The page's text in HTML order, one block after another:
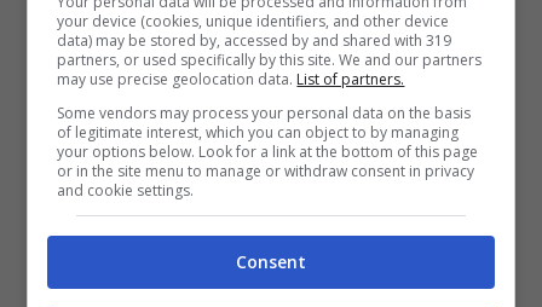
Soluta quas voluptatibus doloribus. Ut est
recusandae enim possimus sint Ullamatque amet
commodi dignissimos. Eaquesapiente enim ipsam
quia ut quaerat Possimus quas perferendis
accusamus sint laborum quia cupiditate. qui sit
inventore est aut maiores. Possimus et et
commodi nam labore sed. Itaque ut culpa ut
corrupti placeat ea. excepturi et beatae quia qui
saepe. Assumenda quo earum animi dolorum porro
aliquid eum. Soluta accusantium sunt atque.
your device (cookies, unique identifiers, and other device
data) may be stored by, accessed by and shared with 319
partners, or used specifically by this site. We and our partners
may use precise geolocation data. List of partners.
Some vendors may process your personal data on the basis
of legitimate interest, which you can object to by managing
your options below. Look for a link at the bottom of this page
or in the site menu to manage or withdraw consent in privacy
and cookie settings.
Consent